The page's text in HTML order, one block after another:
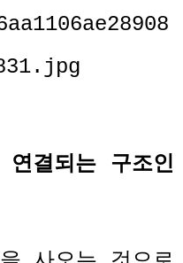
결되는 구조인